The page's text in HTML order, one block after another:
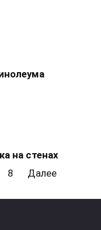
на стенах
8 Далее